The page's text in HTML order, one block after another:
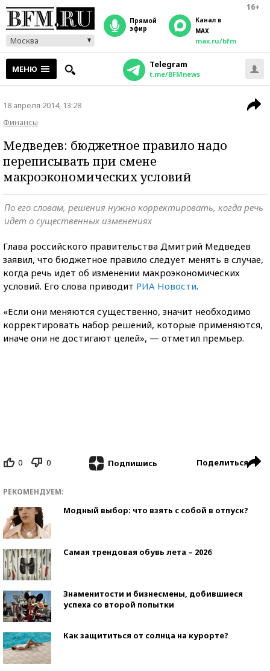
16+
Москва
прямой
эфир
Канал в
MAX
max.ru/bfm
МЕНЮ Telegram
t.me/BFMnews
18 апреля 2014, 13:28
Финансы
Медведев: бюджетное правило надо
переписывать при смене
макроэкономических условий
По его словам, решения нужно корректировать, когда речь
идет о существенных изменениях
Глава российского правительства Дмитрий Медведев
заявил, что бюджетное правило следует менять в случае,
когда речь идет об изменении макроэкономических
условий. Его слова приводит РИА Новости.
«Если они меняются существенно, значит необходимо
корректировать набор решений, которые применяются,
иначе они не достигают целей», — отметил премьер.
0 0 Подпишись Поделиться
РЕКОМЕНДУЕМ:
Модный выбор: что взять с собой в отпуск?
Самая трендовая обувь лета – 2026
Знаменитости и бизнесмены, добившиеся
успеха со второй попытки
Как защититься от солнца на курорте?